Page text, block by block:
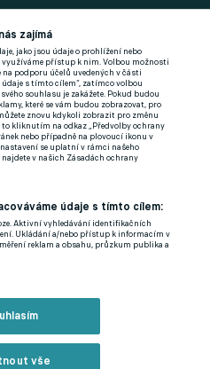
Zavřít reklamu
a žurnalistika
zajímá
jako jsou údaje o prohlížení nebo
využíváme přístup k nim. Volbou možnosti
podporu účelů uvedených v části
s tímto cílem“, zatímco volbou
souhlasu je zakážete. Pokud budou
které se vám budou zobrazovat, pro
znovu kdykoli zobrazit pro změnu
kliknutím na odkaz „Předvolby ochrany
nebo případně na plovoucí ikonu v
se uplatní v rámci našeho
v našich Zásadách ochrany
údaje s tímto cílem:
Aktivní vyhledávání identifikačních
Ukládání a/nebo přístup k informacím v
reklam a obsahu, průzkum publika a
vše